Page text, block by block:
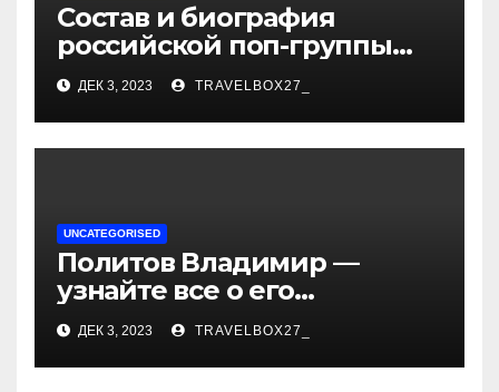
Состав и биография
российской поп-группы
«Иванушки интернешнл»
— история успеха, музыка
и судьбы участников
ДЕК 3, 2023 TRAVELBOX27_
UNCATEGORISED
Политов Владимир —
узнайте все о его
биографии, возрасте и
впечатляющих
достижениях!
ДЕК 3, 2023 TRAVELBOX27_